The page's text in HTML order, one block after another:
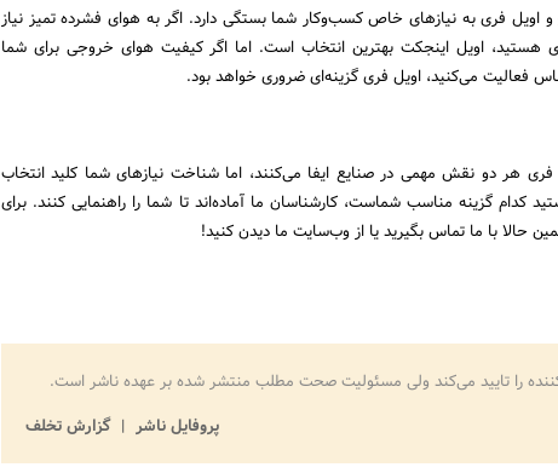
و اویل فری به نیازهای خاص کسب‌وکار شما بستگی دارد. اگر به هوای فشرده تمیز نیاز
هستید، اویل اینجکت بهترین انتخاب است. اما اگر کیفیت هوای خروجی برای شما
فعالیت می‌کنید، اویل فری گزینه‌ای ضروری خواهد بود.
هر دو نقش مهمی در صنایع ایفا می‌کنند، اما شناخت نیازهای شما کلید انتخاب
گزینه مناسب شماست، کارشناسان ما آماده‌اند تا شما را راهنمایی کنند. برای
حالا با ما تماس بگیرید یا از وب‌سایت ما دیدن کنید!
را تایید می‌کند ولی مسئولیت صحت مطلب منتشر شده بر عهده ناشر است.
پروفایل ناشر
گزارش تخلف